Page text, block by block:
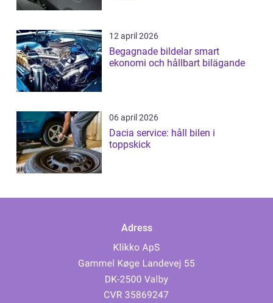
12 april 2026
Begagnade bildelar smart
ekonomi och hållbart bilägande
06 april 2026
Dacia service: håll bilen i
toppskick
Adress